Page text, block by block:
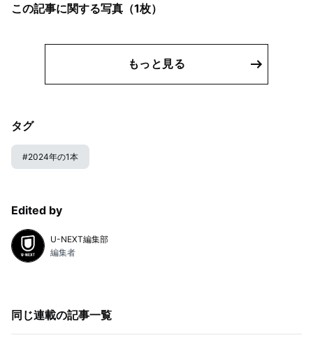
この記事に関する写真（1枚）
もっと見る
タグ
#2024年の1本
Edited by
U-NEXT編集部
編集者
同じ連載の記事一覧